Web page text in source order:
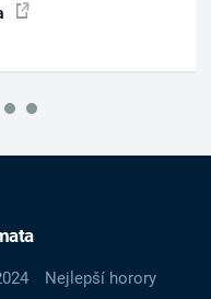
Nejlepší horory